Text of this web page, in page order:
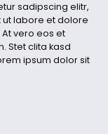
sadipscing elitr,
labore et dolore
vero eos et
Stet clita kasd
ipsum dolor sit